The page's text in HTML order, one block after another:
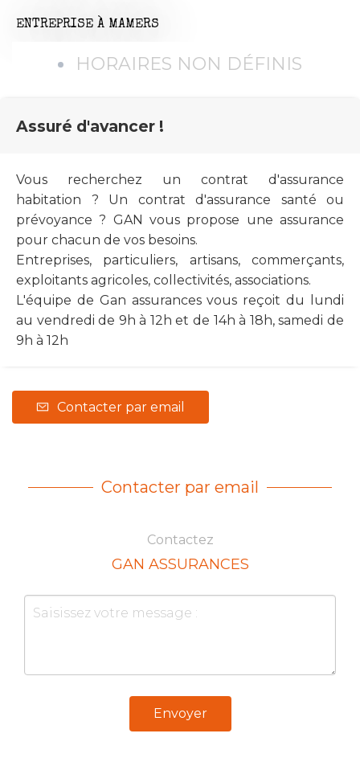
ENTREPRISE À MAMERS
HORAIRES NON DÉFINIS
Assuré d'avancer !
Vous recherchez un contrat d'assurance
habitation ? Un contrat d'assurance santé ou
prévoyance ? GAN vous propose une assurance
pour chacun de vos besoins.
Entreprises, particuliers, artisans, commerçants,
exploitants agricoles, collectivités, associations.
L'équipe de Gan assurances vous reçoit du lundi
au vendredi de 9h à 12h et de 14h à 18h, samedi de
9h à 12h
Contacter par email
Contacter par email
Contactez
GAN ASSURANCES
Envoyer